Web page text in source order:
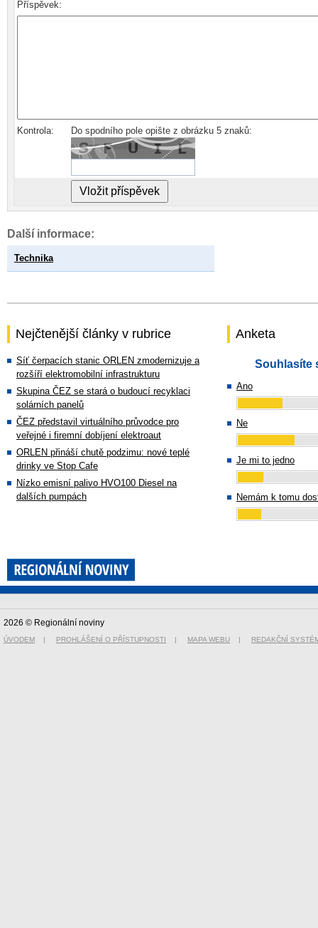
Příspěvek:
Kontrola: Do spodního pole opište z obrázku 5 znaků:
Další informace:
Technika
Nejčtenější články v rubrice
Síť čerpacích stanic ORLEN zmodernizuje a
rozšíří elektromobilní infrastrukturu
Skupina ČEZ se stará o budoucí recyklaci
solárních panelů
ČEZ představil virtuálního průvodce pro
veřejné i firemní dobíjení elektroaut
ORLEN přináší chutě podzimu: nové teplé
drinky ve Stop Cafe
Nízko emisní palivo HVO100 Diesel na
dalších pumpách
Anketa
Souhlasíte
Ano
Ne
Je mi to jedno
Nemám k tomu
2026 © Regionální noviny
ÚVODEM | PROHLÁŠENÍ O PŘÍSTUPNOSTI | MAPA WEBU | REDAKČNÍ